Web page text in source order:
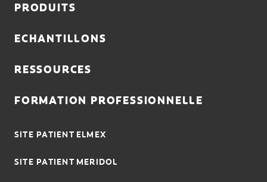
PRODUITS
ECHANTILLONS
RESSOURCES
FORMATION PROFESSIONNELLE
SITE PATIENT ELMEX
SITE PATIENT MERIDOL